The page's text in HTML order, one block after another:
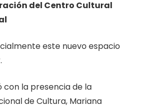
del Centro Cultural
este nuevo espacio
con la presencia de la
de Cultura, Mariana